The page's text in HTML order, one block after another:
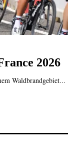
2026
Waldbrandgebiet...